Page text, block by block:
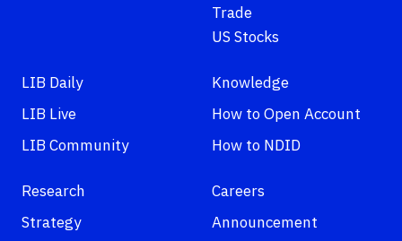
Trade
US Stocks
LIB Daily
LIB Live
LIB Community
Knowledge
How to Open Account
How to NDID
Research
Strategy
Careers
Announcement